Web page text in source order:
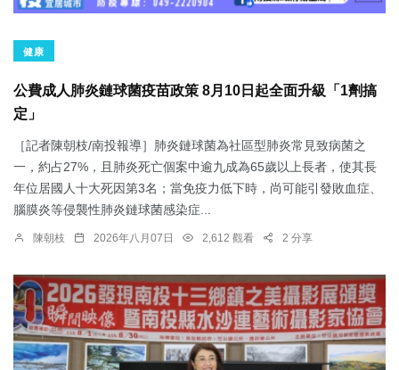
健康
公費成人肺炎鏈球菌疫苗政策 8月10日起全面升級「1劑搞
定」
［記者陳朝枝/南投報導］肺炎鏈球菌為社區型肺炎常見致病菌之
一，約占27%，且肺炎死亡個案中逾九成為65歲以上長者，使其長
年位居國人十大死因第3名；當免疫力低下時，尚可能引發敗血症、
腦膜炎等侵襲性肺炎鏈球菌感染症...
陳朝枝 2026年八月07日 2,612 觀看 2 分享